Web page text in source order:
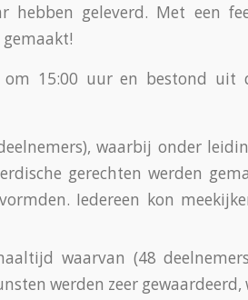
hebben geleverd. Met een
gemaakt!
om 15:00 uur en bestond uit
waarbij onder
gerechten werden
Iedereen kon
waarvan (48
werden zeer